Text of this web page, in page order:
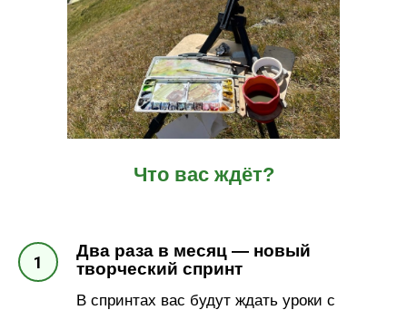
Что вас ждёт?
Два раза в месяц — новый
творческий спринт
В спринтах вас будут ждать уроки с